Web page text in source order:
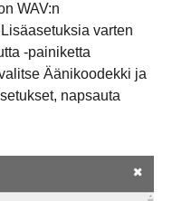
WAV:n
varten
-painiketta
Äänikoodekki ja
napsauta